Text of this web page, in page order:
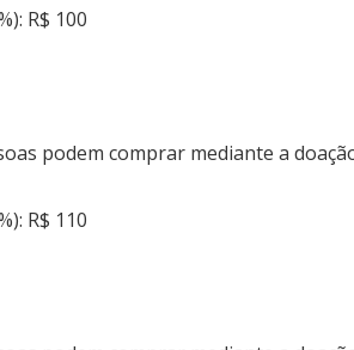
R$ 100
podem comprar mediante a
R$ 110